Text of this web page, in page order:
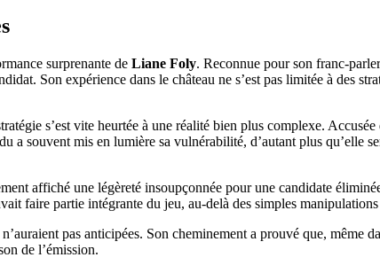
surprenante de Liane Foly. Reconnue pour son franc-
Son expérience dans le château ne s’est pas limitée à des
s’est vite heurtée à une réalité bien plus complexe.
a souvent mis en lumière sa vulnérabilité, d’autant plus qu’elle
affiché une légèreté insoupçonnée pour une candidate
faire partie intégrante du jeu, au-delà des simples manipulations
pas anticipées. Son cheminement a prouvé que, même
de l’émission.